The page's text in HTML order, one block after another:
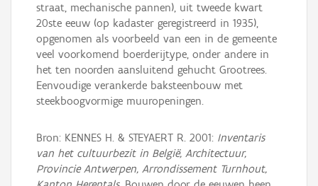
straat, mechanische pannen), uit tweede kwart
20ste eeuw (op kadaster geregistreerd in 1935),
opgenomen als voorbeeld van een in de gemeente
veel voorkomend boerderijtype, onder andere in
het ten noorden aansluitend gehucht Grootrees.
Eenvoudige verankerde baksteenbouw met
steekboogvormige muuropeningen.
Bron: KENNES H. & STEYAERT R. 2001: Inventaris
van het cultuurbezit in België, Architectuur,
Provincie Antwerpen, Arrondissement Turnhout,